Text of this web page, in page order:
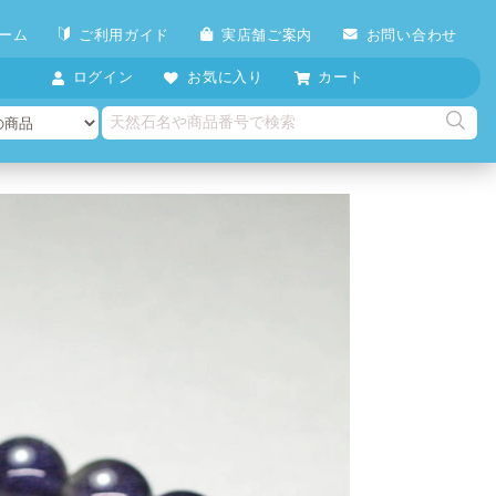
ム ご利用ガイド 実店舗ご案内 お問い合わせ
ログイン お気に入り カート